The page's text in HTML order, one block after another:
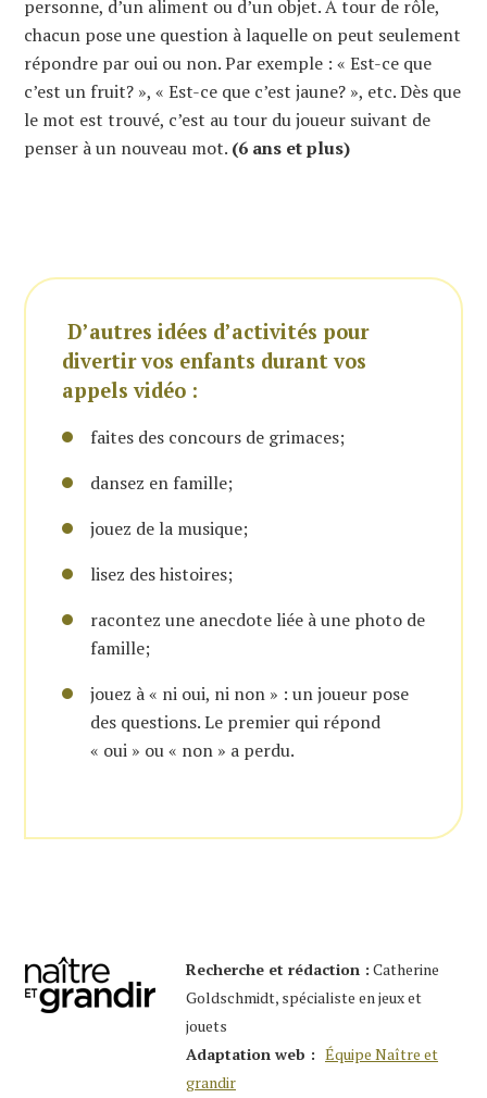
personne, d’un aliment ou d’un objet. À tour de rôle,
chacun pose une question à laquelle on peut seulement
répondre par oui ou non. Par exemple : « Est-ce que
c’est un fruit? », « Est-ce que c’est jaune? », etc. Dès que
le mot est trouvé, c’est au tour du joueur suivant de
penser à un nouveau mot. (6 ans et plus)
D’autres idées d’activités pour
divertir vos enfants durant vos
appels vidéo :
faites des concours de grimaces;
dansez en famille;
jouez de la musique;
lisez des histoires;
racontez une anecdote liée à une photo de
famille;
jouez à « ni oui, ni non » : un joueur pose
des questions. Le premier qui répond
« oui » ou « non » a perdu.
Recherche et rédaction : Catherine
Goldschmidt, spécialiste en jeux et
jouets
Adaptation web : Équipe Naître et
grandir